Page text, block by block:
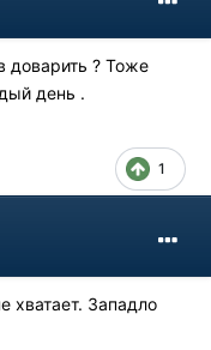
доварить ? Тоже
день .
1
хватает. Западло